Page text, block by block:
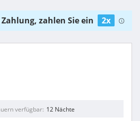
zahlen Sie ein 2x
verfügbar 12 Nächte